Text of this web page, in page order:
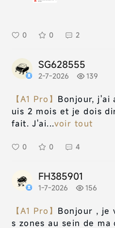
0 0 2
SG628555
2-7-2026 139
【A1 Pro】 Bonjour, j'ai
uis 2 mois et je dois
fait. J'ai...voir tout
0 0 4
FH385901
1-7-2026 156
【A1 Pro】 Bonjour , je
s zones au sein de